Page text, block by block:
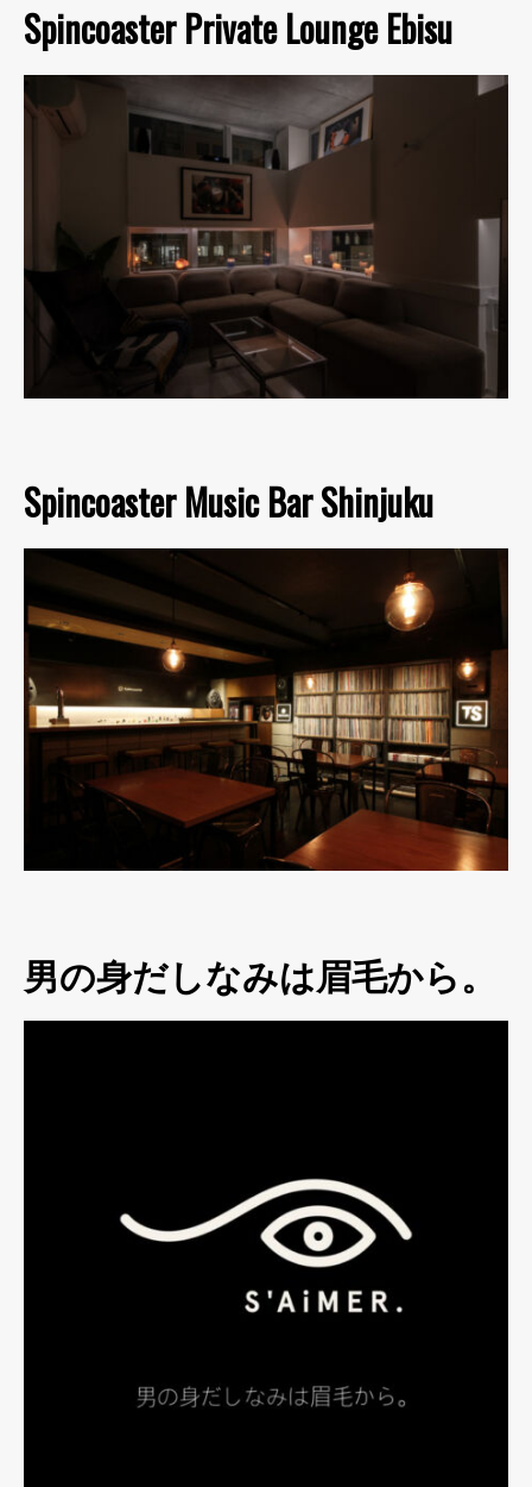
Spincoaster Private Lounge Ebisu
Spincoaster Music Bar Shinjuku
男の身だしなみは眉毛から。